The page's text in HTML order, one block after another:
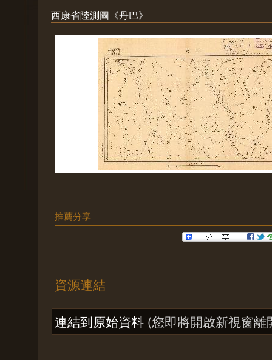
西康省陸測圖《丹巴》
推薦分享
資源連結
連結到原始資料 (您即將開啟新視窗離